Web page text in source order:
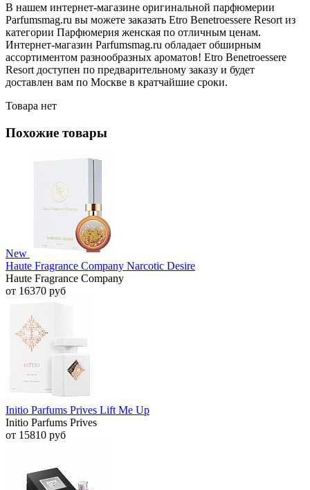
В нашем интернет-магазине оригинальной парфюмерии
Parfumsmag.ru вы можете заказать Etro Benetroessere Resort из
категории Парфюмерия женская по отличным ценам.
Интернет-магазин Parfumsmag.ru обладает обширным
ассортиментом разнообразных ароматов! Etro Benetroessere
Resort доступен по предварительному заказу и будет
доставлен вам по Москве в кратчайшие сроки.
Товара нет
Похожие товары
New
Haute Fragrance Company Narcotic Desire
Haute Fragrance Company
от 16370 руб
Initio Parfums Prives Lift Me Up
Initio Parfums Prives
от 15810 руб